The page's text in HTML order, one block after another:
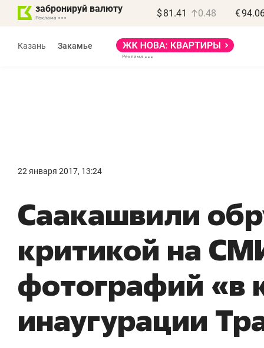
забронируй валюту $ 81.41 0.48 €
Казань Закамье
22 января 2017, 13:24
​Саакашвили
критикой на
фотографий «в
инаугурации
правил, бизнес может
потерять минимум
полгода»
Как бизнесу выйти на зарубежные
рынки, почему надо знать аксакалов и
чем интересен Оман?